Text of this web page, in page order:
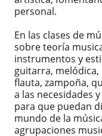
personal.
En las clases de
sobre teoría
instrumentos y
guitarra,
flauta, zampoña,
a las necesidades
para que puedan
mundo de la
agrupaciones